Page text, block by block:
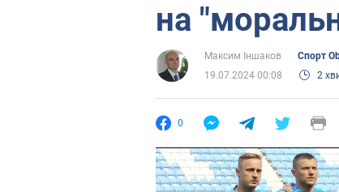
на
Максим Іншаков
Спорт
19.07.2024 00:08
2
0